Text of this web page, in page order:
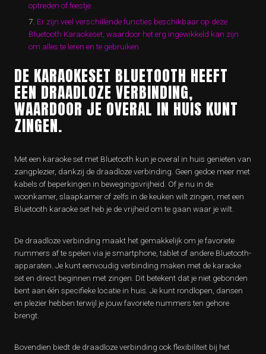
optreden of feestje .
Er zijn veel verschillende functies beschikbaar op deze
Bluetooth Karaokeset, waardoor het erg ingewikkeld kan zijn
om alles te leren en te gebruiken
DE KARAOKESET BLUETOOTH HEEFT
EEN DRAADLOZE VERBINDING,
WAARDOOR JE OVERAL IN HUIS KUNT
ZINGEN.
Met een karaoke set met Bluetooth kun je overal in huis genieten van
zangplezier, dankzij de draadloze verbinding. Geen gedoe meer met
kabels of beperkingen in bewegingsvrijheid. Of je nu in de
woonkamer, slaapkamer of zelfs in de keuken wilt zingen, met een
Bluetooth karaoke set heb je de vrijheid om te gaan waar je wilt.
De draadloze verbinding maakt het gemakkelijk om je favoriete
nummers af te spelen via je smartphone, tablet of andere Bluetooth-
apparaten. Je kunt eenvoudig verbinding maken met de karaoke
set en direct beginnen met zingen. Dit betekent dat je niet gebonden
bent aan één specifieke locatie in huis. Je kunt rondlopen, dansen
en plezier hebben terwijl je jouw favoriete nummers ten gehore
brengt.
Bovendien biedt de draadloze verbinding ook flexibiliteit bij het